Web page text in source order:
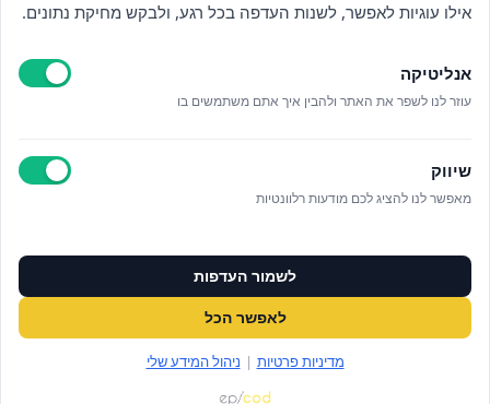
לפרטים נוספים בטלפון/הודעה
073‭-‬3808880
מדיניות פרטיות
הצהרת נגישות
ניהול עוגיות
אילו עוגיות לאפשר, לשנות העדפה בכל רגע, ולבקש מחיקת נתונים.
אנליטיקה
עוזר לנו לשפר את האתר ולהבין איך אתם משתמשים בו
שיווק
מאפשר לנו להציג לכם מודעות רלוונטיות
לשמור העדפות
לאפשר הכל
מדיניות פרטיות | ניהול המידע שלי